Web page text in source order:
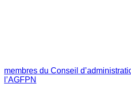
membres du Conseil
l’AGFPN